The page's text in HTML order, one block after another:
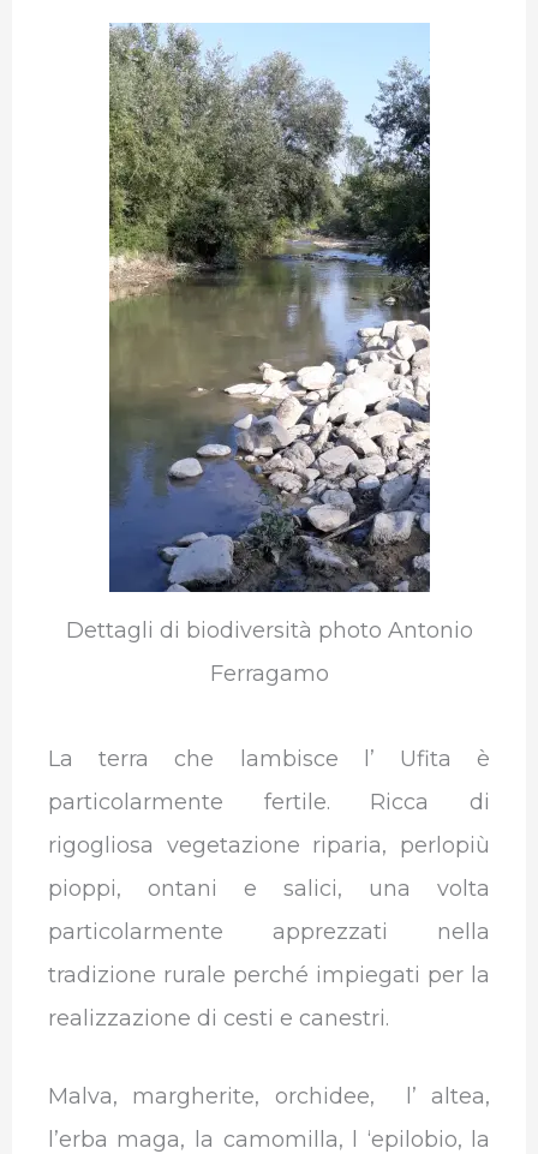
Dettagli di biodiversità photo Antonio
Ferragamo
La terra che lambisce l’ Ufita è
particolarmente fertile. Ricca di
rigogliosa vegetazione riparia, perlopiù
pioppi, ontani e salici, una volta
particolarmente apprezzati nella
tradizione rurale perché impiegati per la
realizzazione di cesti e canestri.
Malva, margherite, orchidee, l’ altea,
l’erba maga, la camomilla, l ‘epilobio, la